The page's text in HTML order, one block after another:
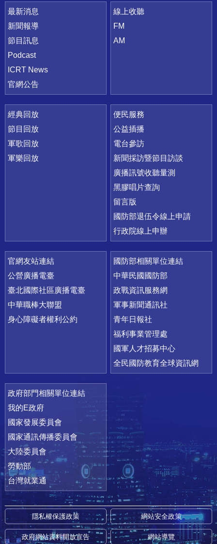
最新消息
新聞報導
節目訊息
Podcast
ICRT News
官網公告
線上收聽
FM
AM
經典回放
節目回放
軍歌回放
軍樂回放
便民服務
公益插播
電台參訪
新聞採訪暨節目訪談
廣播訊號收聽量測
黑膠唱片查詢
留言版
國防部退伍令線上申請
行政院線上申辦
官網友站連結
公營廣播電臺
臺北國際社區廣播電臺
中華職棒大聯盟
身心障礙者權利公約
國防部相關單位連結
中華民國國防部
政戰資訊服務網
軍事新聞通訊社
青年日報社
福利事業管理處
國軍人才招募中心
全民國防教育全球資訊網
政府部門相關單位連結
我的E政府
國家發展委員會
國家通訊傳播委員會
大陸委員會
勞動部
台灣就業通
隱私權保護政策 網站安全政策
政府網站資料開放宣告 網站導覽